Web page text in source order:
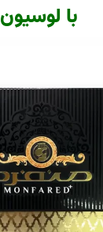
با لوسیون